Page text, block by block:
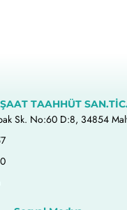
TAAHHÜT
Sk. No:60 D:8, 34854